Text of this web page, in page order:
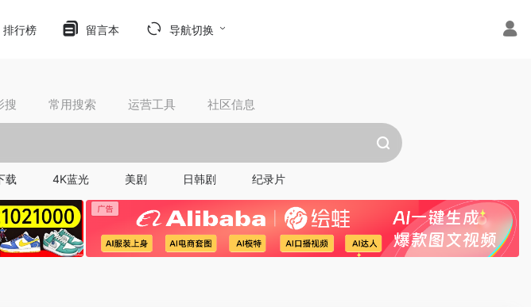
排行榜 留言本 导航切换
搜 常用搜索 运营工具 社区信息
载 4K蓝光 美剧 日韩剧 纪录片